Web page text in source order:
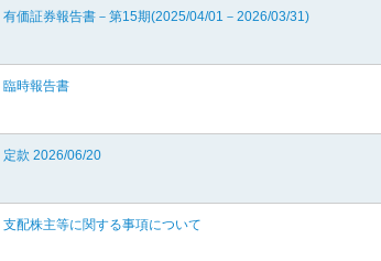
有価証券報告書－第15期(2025/04/01－2026/03/31)
臨時報告書
定款 2026/06/20
支配株主等に関する事項について